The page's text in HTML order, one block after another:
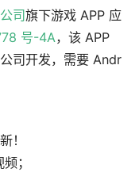
司旗下游戏 APP 应
号-4A，该 APP
司开发，需要 Andr
！
；